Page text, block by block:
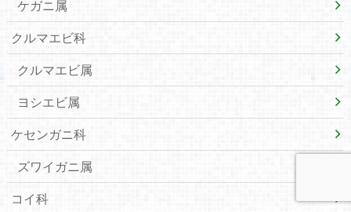
ケガニ属
クルマエビ科
クルマエビ属
ヨシエビ属
ケセンガニ科
ズワイガニ属
コイ科